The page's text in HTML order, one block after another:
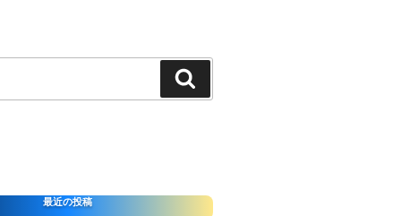
索
最近の投稿